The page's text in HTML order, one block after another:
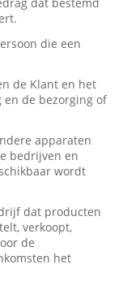
die een
de Klant en het
de bezorging of
apparaten
bedrijven en
wordt
dat producten
verkoopt,
de
het